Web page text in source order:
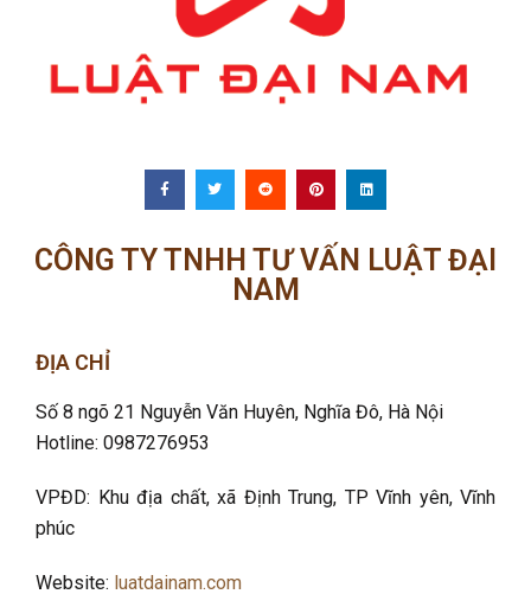
CÔNG TY TNHH TƯ VẤN LUẬT ĐẠI
NAM
ĐỊA CHỈ
Số 8 ngõ 21 Nguyễn Văn Huyên, Nghĩa Đô, Hà Nội
Hotline: 0987276953
VPĐD: Khu địa chất, xã Định Trung, TP Vĩnh yên, Vĩnh
phúc
Website: luatdainam.com